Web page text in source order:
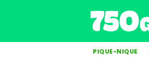
PIQUE-NIQUE